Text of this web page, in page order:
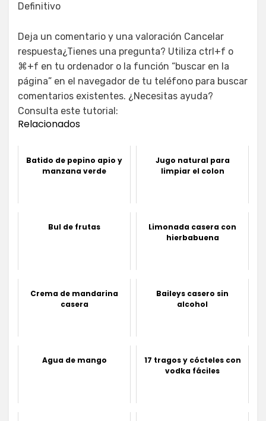
Definitivo
Deja un comentario y una valoración Cancelar
respuesta¿Tienes una pregunta? Utiliza ctrl+f o
⌘+f en tu ordenador o la función “buscar en la
página” en el navegador de tu teléfono para buscar
comentarios existentes. ¿Necesitas ayuda?
Consulta este tutorial:
Relacionados
Batido de pepino apio y
manzana verde
Jugo natural para
limpiar el colon
Bul de frutas
Limonada casera con
hierbabuena
Crema de mandarina
casera
Baileys casero sin
alcohol
Agua de mango
17 tragos y cócteles con
vodka fáciles